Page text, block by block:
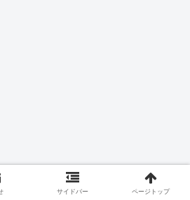
サイドバー ページトップ